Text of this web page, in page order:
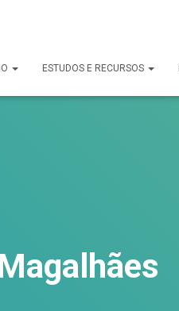
ESTUDOS E RECURSOS